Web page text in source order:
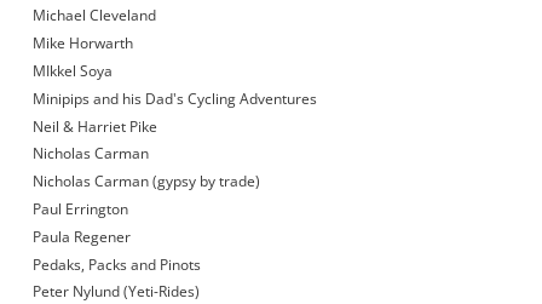
Michael Cleveland
Mike Horwarth
MIkkel Soya
Minipips and his Dad's Cycling Adventures
Neil & Harriet Pike
Nicholas Carman
Nicholas Carman (gypsy by trade)
Paul Errington
Paula Regener
Pedaks, Packs and Pinots
Peter Nylund (Yeti-Rides)